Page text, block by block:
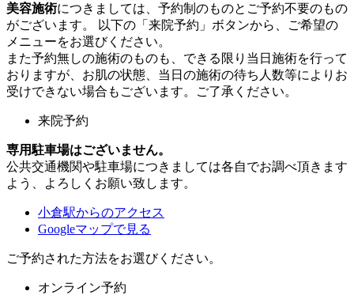
美容施術につきましては、予約制のものとご予約不要のもの
がございます。 以下の「来院予約」ボタンから、ご希望の
メニューをお選びください。
また予約無しの施術のものも、できる限り当日施術を行って
おりますが、お肌の状態、当日の施術の待ち人数等によりお
受けできない場合もございます。ご了承ください。
来院予約
専用駐車場はございません。
公共交通機関や駐車場につきましては各自でお調べ頂きます
よう、よろしくお願い致します。
小倉駅からのアクセス
Googleマップで見る
ご予約された方法をお選びください。
オンライン予約